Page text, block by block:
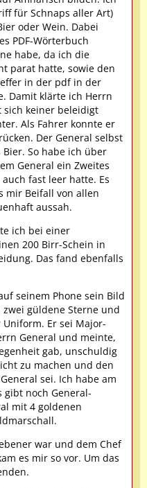
für Schnaps aller Art)
oder Wein. Dabei
PDF-Wörterbuch
habe, da ich die
parat hatte, sowie den
in der pdf in der
Damit klärte ich Herrn
sich keiner beleidigt
Als Fahrer konnte er
Der General selbst
So habe ich über
General ein Zweites
fast leer hatte. Es
mir Beifall von allen
aussah.
ich bei einer
200 Birr-Schein in
Das fand ebenfalls
seinem Phone sein Bild
güldene Sterne und
Er sei Major-
General und meinte,
gab, unschuldig
zu machen und den
sei. Ich habe am
gibt noch General-
mit 4 goldenen
war und dem Chef
es mir so vor. Um das